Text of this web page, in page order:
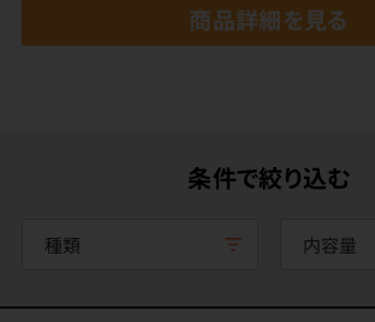
商品詳細を見る
条件で絞り込む
種類 内容量